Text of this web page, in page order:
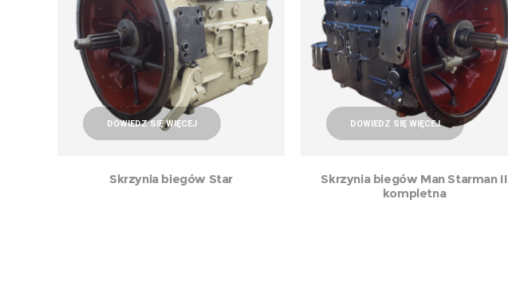
DOWIEDZ SIĘ WIĘCEJ
Skrzynia biegów Star
DOWIEDZ SIĘ WIĘCEJ
Skrzynia biegów Man Starman II
kompletna